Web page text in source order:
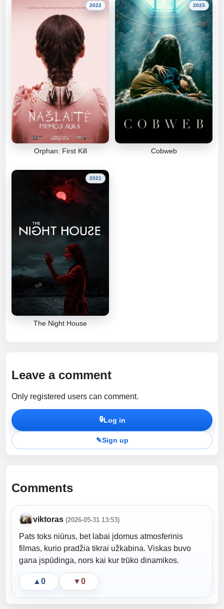
2022
Orphan: First Kill
2023
Cobweb
2021
The Night House
Leave a comment
Only registered users can comment.
🔒Log in
✎Sign up
Comments
viktoras (2026-05-31 13:53)
Pats toks niūrus, bet labai įdomus atmosferinis
filmas, kurio pradžia tikrai užkabina. Viskas buvo
gana įspūdinga, nors kai kur trūko dinamikos.
▲ 0 ▼0